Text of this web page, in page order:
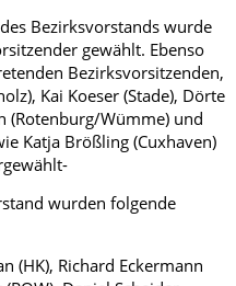
Bezirksvorstands wurde
gewählt. Ebenso
Bezirksvorsitzenden,
Kai Koeser (Stade), Dörte
(Rotenburg/Wümme) und
Katja Brößling (Cuxhaven)
wurden folgende
(HK), Richard Eckermann